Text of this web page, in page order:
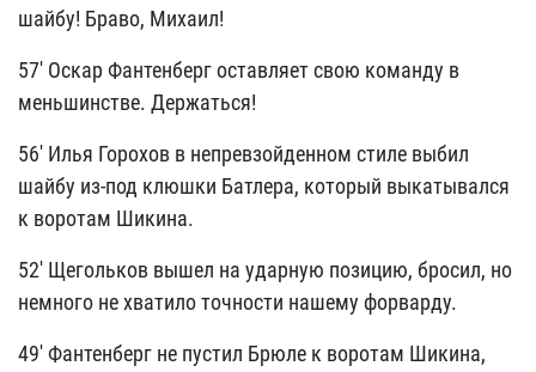
шайбу! Браво, Михаил!
57' Оскар Фантенберг оставляет свою команду в
меньшинстве. Держаться!
56' Илья Горохов в непревзойденном стиле выбил
шайбу из-под клюшки Батлера, который выкатывался
к воротам Шикина.
52' Щегольков вышел на ударную позицию, бросил, но
немного не хватило точности нашему форварду.
49' Фантенберг не пустил Брюле к воротам Шикина,